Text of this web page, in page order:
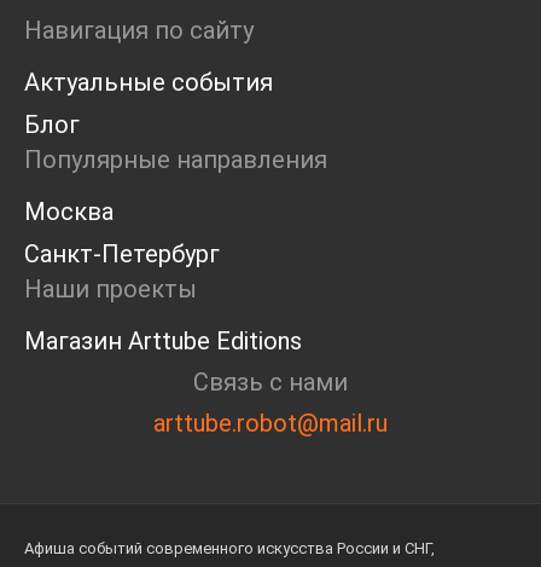
Ярмарка
Open call
Экскурсия
Дискуссия
Cosmoscow 2024
Blazar 2024
Встречи
Круглый стол
Навигация по сайту
Актуальные события
Блог
Популярные направления
Москва
Санкт-Петербург
Наши проекты
Магазин Arttube Editions
Связь с нами
arttube.robot@mail.ru
Афиша событий современного искусства России и СНГ,